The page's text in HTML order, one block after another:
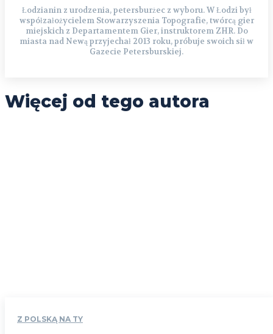
Łodzianin z urodzenia, petersburżec z wyboru. W Łodzi był
współzałożycielem Stowarzyszenia Topografie, twórcą gier
miejskich z Departamentem Gier, instruktorem ZHR. Do
miasta nad Newą przyjechał 2013 roku, próbuje swoich sił w
Gazecie Petersburskiej.
Więcej od tego autora
Z POLSKĄ NA TY